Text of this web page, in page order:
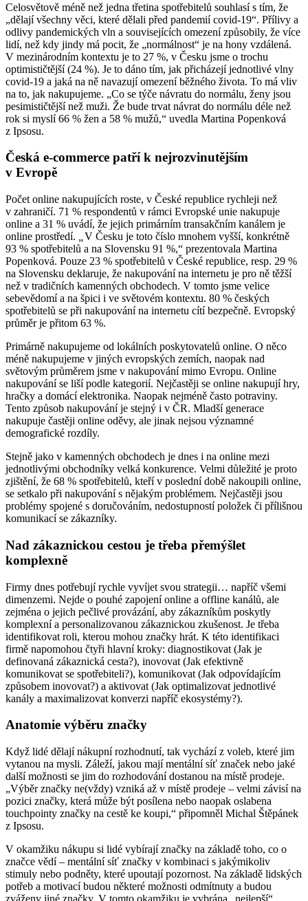
Celosvětově méně než jedna třetina spotřebitelů souhlasí s tím, že
„dělají všechny věci, které dělali před pandemií covid-19“. Přílivy a
odlivy pandemických vln a souvisejících omezení způsobily, že více
lidí, než kdy jindy má pocit, že „normálnost“ je na hony vzdálená.
V mezinárodním kontextu je to 27 %, v Česku jsme o trochu
optimističtější (24 %). Je to dáno tím, jak přicházejí jednotlivé vlny
covid-19 a jaká na ně navazují omezení běžného života. To má vliv
na to, jak nakupujeme. „Co se týče návratu do normálu, ženy jsou
pesimističtější než muži. Že bude trvat návrat do normálu déle než
rok si myslí 66 % žen a 58 % mužů,“ uvedla Martina Popenková
z Ipsosu.
Česká e-commerce patří k nejrozvinutějším
v Evropě
Počet online nakupujících roste, v České republice rychleji než
v zahraničí. 71 % respondentů v rámci Evropské unie nakupuje
online a 31 % uvádí, že jejich primárním transakčním kanálem je
online prostředí.
V Česku je toto číslo mnohem vyšší, konkrétně
93 % spotřebitelů a na Slovensku 91 %,“ prezentovala Martina
Popenková. Pouze 23 % spotřebitelů v České republice, resp. 29 %
na Slovensku deklaruje, že nakupování na internetu je pro ně těžší
než v tradičních kamenných obchodech. V tomto jsme velice
sebevědomí a na špici i ve světovém kontextu. 80 % českých
spotřebitelů se při nakupování na internetu cítí bezpečně. Evropský
průměr je přitom 63 %.
Primárně nakupujeme od lokálních poskytovatelů online. O něco
méně nakupujeme v jiných evropských zemích, naopak nad
světovým průměrem jsme v nakupování mimo Evropu. Online
nakupování se liší podle kategorií. Nejčastěji se online nakupují hry,
hračky a domácí elektronika. Naopak nejméně často potraviny.
Tento způsob nakupování je stejný i v ČR. Mladší generace
nakupuje častěji online oděvy, ale jinak nejsou významné
demografické rozdíly.
Stejně jako v kamenných obchodech je dnes i na online mezi
jednotlivými obchodníky velká konkurence. Velmi důležité je proto
zjištění, že 68 % spotřebitelů, kteří v poslední době nakoupili online,
se setkalo při nakupování s nějakým problémem. Nejčastěji jsou
problémy spojené s doručováním, nedostupností položek či přílišnou
komunikací se zákazníky.
Nad zákaznickou cestou je třeba přemýšlet
komplexně
Firmy dnes potřebují rychle vyvíjet svou strategii… napříč všemi
dimenzemi. Nejde o pouhé zapojení online a offline kanálů, ale
zejména o jejich pečlivé provázání, aby zákazníkům poskytly
komplexní a personalizovanou zákaznickou zkušenost. Je třeba
identifikovat roli, kterou mohou značky hrát. K této identifikaci
firmě napomohou čtyři hlavní kroky: diagnostikovat (Jak je
definovaná zákaznická cesta?), inovovat (Jak efektivně
komunikovat se spotřebiteli?), komunikovat (Jak odpovídajícím
způsobem inovovat?) a aktivovat (Jak optimalizovat jednotlivé
kanály a maximalizovat konverzi napříč ekosystémy?).
Anatomie výběru značky
Když lidé dělají nákupní rozhodnutí, tak vychází z voleb, které jim
vytanou na mysli. Záleží, jakou mají mentální síť značek nebo jaké
další možnosti se jim do rozhodování dostanou na místě prodeje.
„Výběr značky ne(vždy) vzniká až v místě prodeje – velmi závisí na
pozici značky, která může být posílena nebo naopak oslabena
touchpointy značky na cestě ke koupi,“ připomněl Michal Štěpánek
z Ipsosu.
V okamžiku nákupu si lidé vybírají značky na základě toho, co o
značce vědí – mentální síť značky v kombinaci s jakýmikoliv
stimuly nebo podněty, které upoutají pozornost. Na základě lidských
potřeb a motivací budou některé možnosti odmítnuty a budou
zváženy jiné značky. V tomto okamžiku je vybrána „nejlepší“